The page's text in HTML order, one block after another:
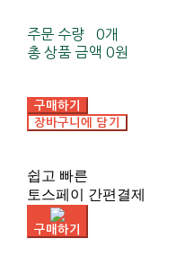
주문 수량
0개
총 상품 금액 0원
구매하기
장바구니에 담기
쉽고 빠른
토스페이 간편결제
구매하기